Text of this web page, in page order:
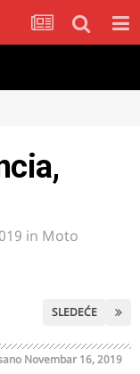
in Moto
SLEDEĆE
Novembar 16, 2019